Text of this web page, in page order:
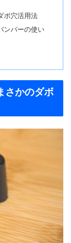
ボ穴活用法
ンパーの使い
さかのダボ